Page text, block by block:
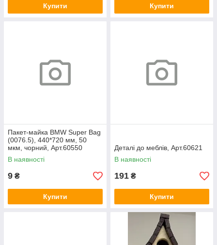
Купити Купити
Пакет-майка BMW Super Bag
(0076.5), 440*720 мм, 50
мкм, чорний, Арт.60550
В наявності
9 ₴
Купити
Деталі до меблів, Арт.60621
В наявності
191 ₴
Купити